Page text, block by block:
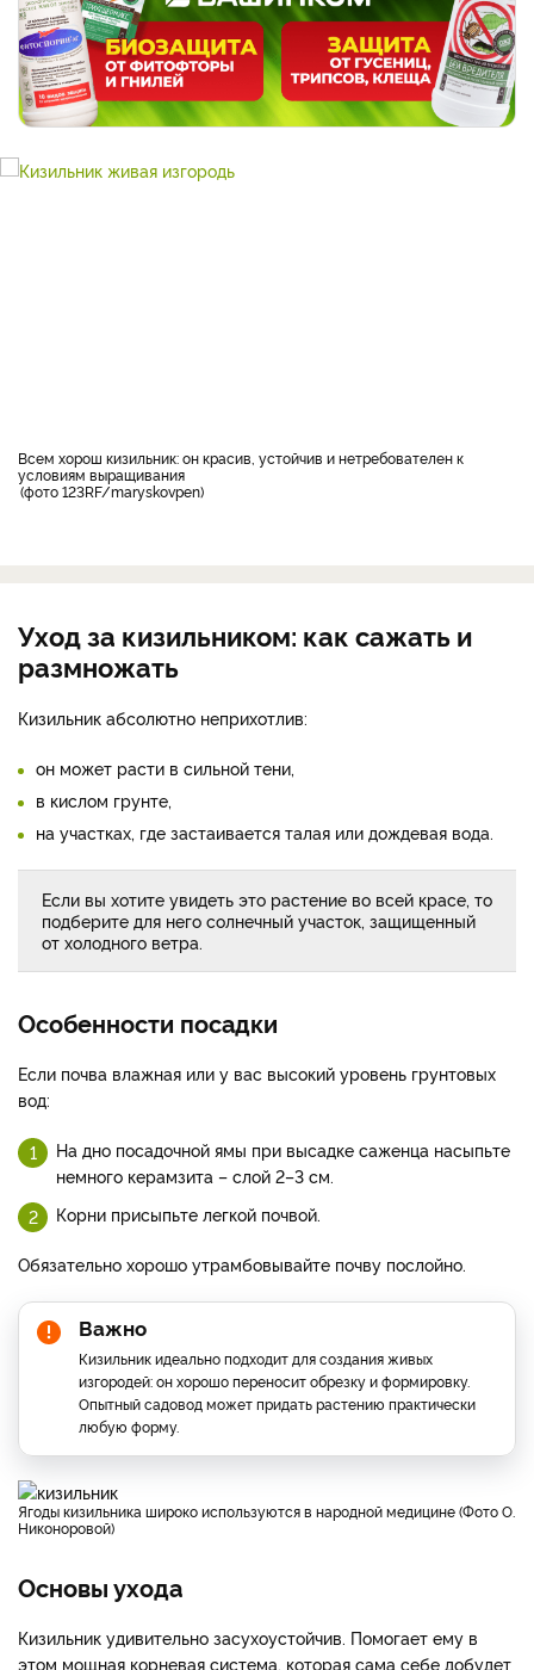
Всем хорош кизильник: он красив, устойчив и нетребователен к
условиям выращивания
фото 123RF/maryskovpen
Уход за кизильником: как сажать и
размножать
Кизильник абсолютно неприхотлив:
он может расти в сильной тени,
в кислом грунте,
на участках, где застаивается талая или дождевая вода.
Если вы хотите увидеть это растение во всей красе, то
подберите для него солнечный участок, защищенный
от холодного ветра.
Особенности посадки
Если почва влажная или у вас высокий уровень грунтовых
вод:
На дно посадочной ямы при высадке саженца насыпьте
немного керамзита – слой 2–3 см.
Корни присыпьте легкой почвой.
Обязательно хорошо утрамбовывайте почву послойно.
Важно
Кизильник идеально подходит для создания живых
изгородей: он хорошо переносит обрезку и формировку.
Опытный садовод может придать растению практически
любую форму.
Ягоды кизильника широко используются в народной медицине (Фото О.
Никоноровой)
Основы ухода
Кизильник удивительно засухоустойчив. Помогает ему в
этом мощная корневая система, которая сама себе добудет